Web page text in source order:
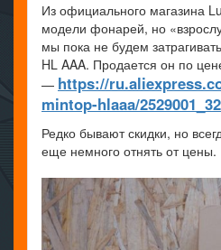
Из официального магазина
модели фонарей, но
мы пока не будем
HL AAA. Продается он по
— https://
mintop-hlaaa/
Редко бывают скидки, но
еще немного отнять от цены.